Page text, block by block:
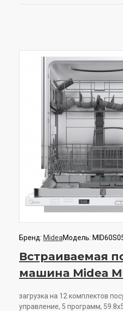
Бренд: MideaМодель:
Встраиваемая
машина Midea
загрузка на 12 комплектов
управление, 5 программ,